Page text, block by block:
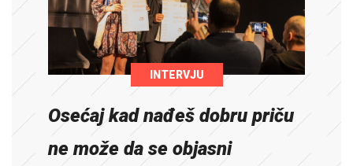
INTERVJU
Osećaj kad nađeš dobru priču
ne može da se objasni